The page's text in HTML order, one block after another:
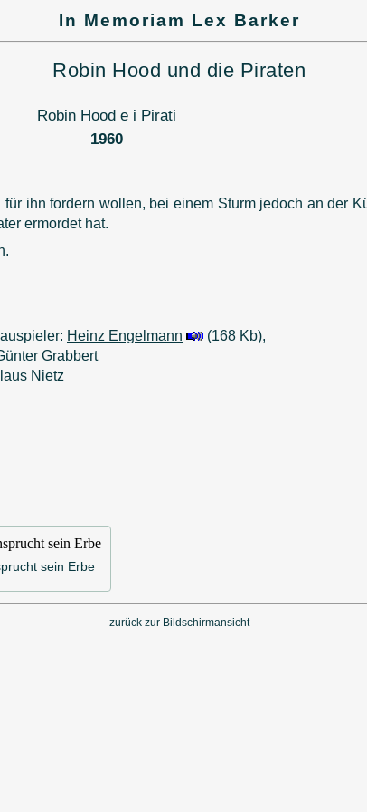
In Memoriam Lex Barker
Robin Hood und die Piraten
Robin Hood e i Pirati
1960
ihn fordern wollen, bei einem Sturm jedoch an der
ermordet hat.
Heinz Engelmann
(168 Kb),
Grabbert
Nietz
sein Erbe
zurück zur Bildschirmansicht